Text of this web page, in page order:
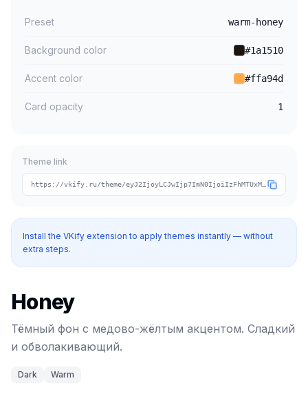
Honey
Тёмный фон с медово-жёлтым акцентом. Сладкий
и обволакивающий.
Dark Warm
Preset warm-honey
Background color #1a1510
Accent color #ffa94d
Card opacity 1
Theme link
Install the VKify extension to apply themes instantly — without
extra steps.